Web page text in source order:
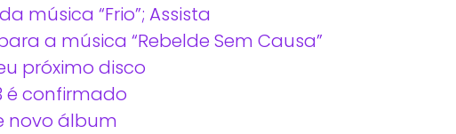
música “Frio”; Assista
a música “Rebelde Sem Causa”
próximo disco
é confirmado
novo álbum